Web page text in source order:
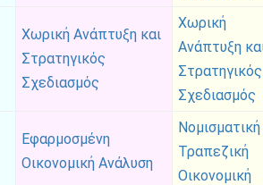
Χωρική Ανάπτυξη και
Στρατηγικός
Σχεδιασμός
Χωρική
Ανάπτυξη
Στρατηγικός
Σχεδιασμός
Εφαρμοσμένη
Οικονομική Ανάλυση
Τραπεζική
Οικονομική